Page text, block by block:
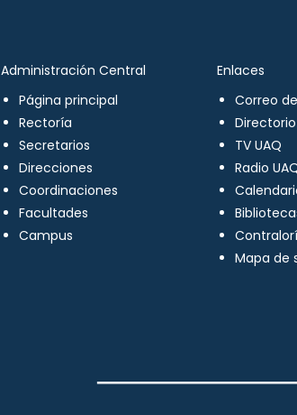
Administración Central
Página principal
Rectoría
Secretarios
Direcciones
Coordinaciones
Facultades
Campus
Enlaces
Correo
Directorio
TV UAQ
Radio
Mapa de